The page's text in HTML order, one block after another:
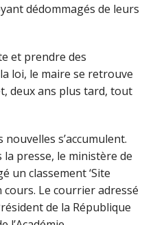
dédommagés de leurs
et prendre des
loi, le maire se retrouve
deux ans plus tard, tout
nouvelles s’accumulent.
presse, le ministère de
un classement ‘Site
cours. Le courrier adressé
de la République